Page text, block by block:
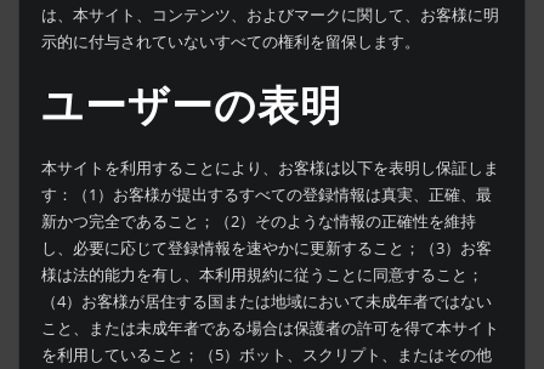
は、本サイト、コンテンツ、およびマークに関して、お客様に明
示的に付与されていないすべての権利を留保します。
ユーザーの表明
本サイトを利用することにより、お客様は以下を表明し保証しま
す：（1）お客様が提出するすべての登録情報は真実、正確、最
新かつ完全であること；（2）そのような情報の正確性を維持
し、必要に応じて登録情報を速やかに更新すること；（3）お客
様は法的能力を有し、本利用規約に従うことに同意すること；
（4）お客様が居住する国または地域において未成年者ではない
こと、または未成年者である場合は保護者の許可を得て本サイト
を利用していること；（5）ボット、スクリプト、またはその他